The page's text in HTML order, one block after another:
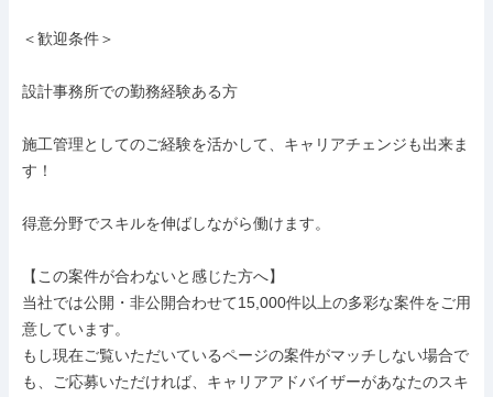
＜歓迎条件＞
設計事務所での勤務経験ある方
施工管理としてのご経験を活かして、キャリアチェンジも出来ま
す！
得意分野でスキルを伸ばしながら働けます。
【この案件が合わないと感じた方へ】
当社では公開・非公開合わせて15,000件以上の多彩な案件をご用
意しています。
もし現在ご覧いただいているページの案件がマッチしない場合で
も、ご応募いただければ、キャリアアドバイザーがあなたのスキ